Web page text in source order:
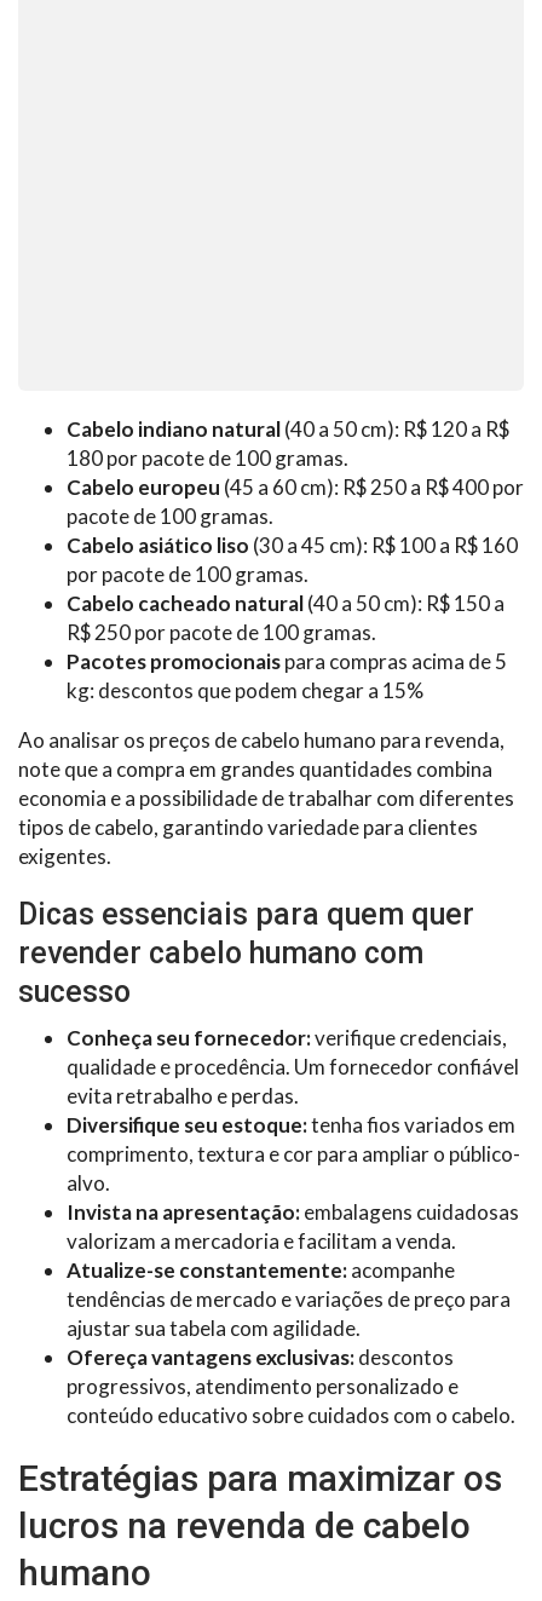
Cabelo indiano natural(40 a 50 cm): R$ 120 a R$
180 por pacote de 100 gramas.
Cabelo europeu (45 a 60 cm): R$ 250 a R$ 400 por
pacote de 100 gramas.
Cabelo asiático liso (30 a 45 cm): R$ 100 a R$ 160
por pacote de 100 gramas.
Cabelo cacheado natural(40 a 50 cm): R$ 150 a
R$ 250 por pacote de 100 gramas.
Pacotes promocionaispara compras acima de 5
kg: descontos que podem chegar a 15%
Ao analisar os preços de cabelo humano para revenda,
note que a compra em grandes quantidades combina
economia e a possibilidade de trabalhar com diferentes
tipos de cabelo, garantindo variedade para clientes
exigentes.
Dicas essenciais para quem quer
revender cabelo humano com
sucesso
Conheça seu fornecedor:verifique credenciais,
qualidade e procedência. Um fornecedor confiável
evita retrabalho e perdas.
Diversifique seu estoque:tenha fios variados em
comprimento, textura e cor para ampliar o público-
alvo.
Invista na apresentação:embalagens cuidadosas
valorizam a mercadoria e facilitam a venda.
Atualize-se constantemente:acompanhe
tendências de mercado e variações de preço para
ajustar sua tabela com agilidade.
Ofereça vantagens exclusivas:descontos
progressivos, atendimento personalizado e
conteúdo educativo sobre cuidados com o cabelo.
Estratégias para maximizar os
lucros na revenda de cabelo
humano